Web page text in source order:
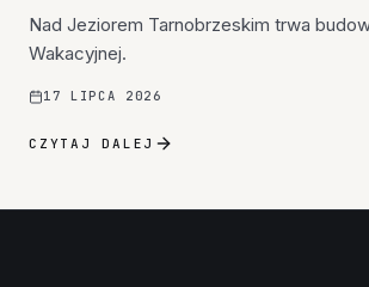
Nad Jeziorem Tarnobrzeskim trwa
Wakacyjnej.
17 LIPCA 2026
CZYTAJ DALEJ